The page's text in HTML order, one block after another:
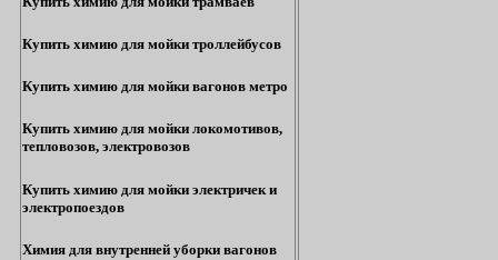
Купить химию для мойки троллейбусов
Купить химию для мойки вагонов метро
Купить химию для мойки локомотивов,
тепловозов, электровозов
Купить химию для мойки электричек и
электропоездов
Химия для внутренней уборки вагонов